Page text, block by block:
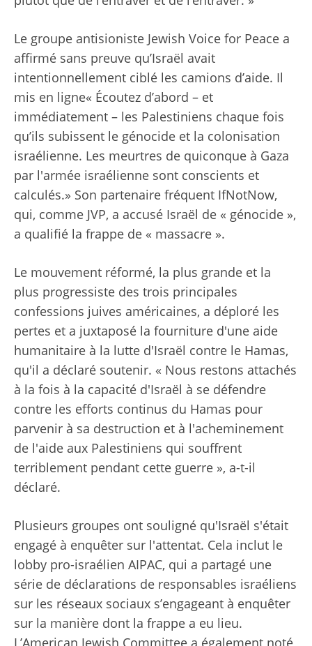
Le groupe antisioniste Jewish Voice for Peace a
affirmé sans preuve qu’Israël avait
intentionnellement ciblé les camions d’aide. Il
mis en ligne« Écoutez d’abord – et
immédiatement – ​​les Palestiniens chaque fois
qu’ils subissent le génocide et la colonisation
israélienne. Les meurtres de quiconque à Gaza
par l'armée israélienne sont conscients et
calculés.» Son partenaire fréquent IfNotNow,
qui, comme JVP, a accusé Israël de « génocide »,
a qualifié la frappe de « massacre ».
Le mouvement réformé, la plus grande et la
plus progressiste des trois principales
confessions juives américaines, a déploré les
pertes et a juxtaposé la fourniture d'une aide
humanitaire à la lutte d'Israël contre le Hamas,
qu'il a déclaré soutenir. « Nous restons attachés
à la fois à la capacité d'Israël à se défendre
contre les efforts continus du Hamas pour
parvenir à sa destruction et à l'acheminement
de l'aide aux Palestiniens qui souffrent
terriblement pendant cette guerre », a-t-il
déclaré.
Plusieurs groupes ont souligné qu'Israël s'était
engagé à enquêter sur l'attentat. Cela inclut le
lobby pro-israélien AIPAC, qui a partagé une
série de déclarations de responsables israéliens
sur les réseaux sociaux s’engageant à enquêter
sur la manière dont la frappe a eu lieu.